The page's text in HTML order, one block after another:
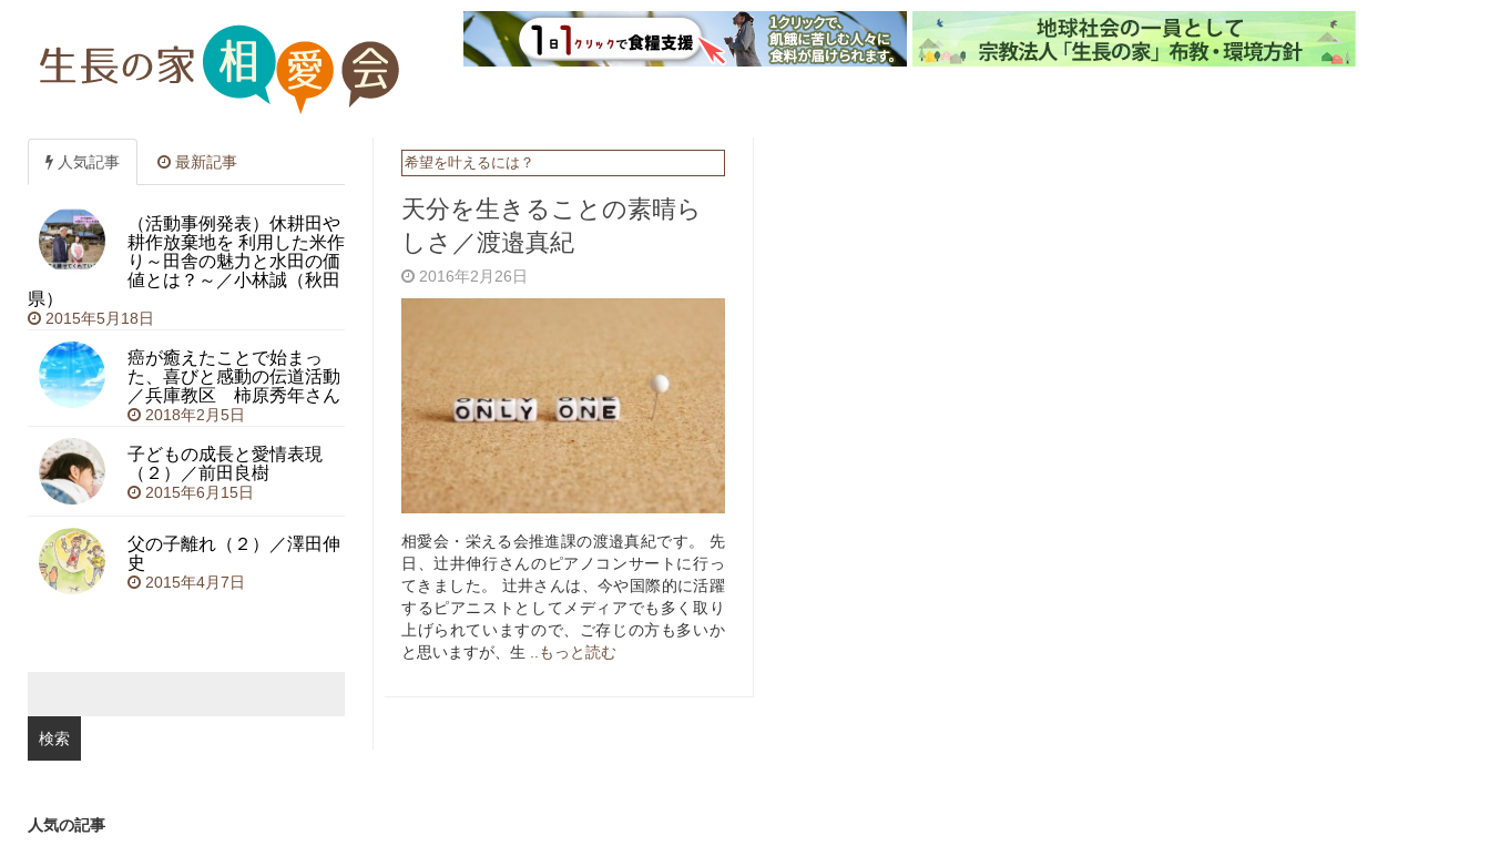
希望を叶えるには？
天分を生きることの素晴ら
しさ／渡邉真紀
2016年2月26日
相愛会・栄える会推進課の渡邉真紀です。 先
日、辻井伸行さんのピアノコンサートに行っ
てきました。 辻井さんは、今や国際的に活躍
するピアニストとしてメディアでも多く取り
上げられていますので、ご存じの方も多いか
と思いますが、生 ..もっと読む
人気記事 最新記事
（活動事例発表）休耕田や
耕作放棄地を 利用した米作
り～田舎の魅力と水田の価
値とは？～／小林誠（秋田
県）
2015年5月18日
癌が癒えたことで始まっ
た、喜びと感動の伝道活動
／兵庫教区 柿原秀年さん
2018年2月5日
子どもの成長と愛情表現
（２）／前田良樹
2015年6月15日
父の子離れ（２）／澤田伸
史
2015年4月7日
人気の記事